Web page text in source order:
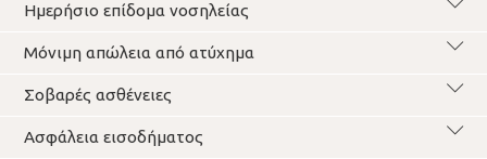
Ημερήσιο επίδομα νοσηλείας
Μόνιμη απώλεια από ατύχημα
Σοβαρές ασθένειες
Ασφάλεια εισοδήματος